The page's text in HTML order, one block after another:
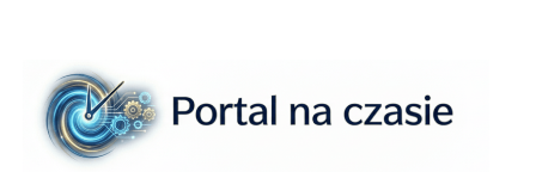
treści